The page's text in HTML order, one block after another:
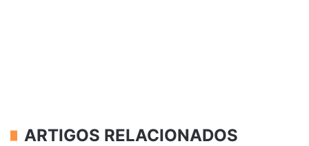
ARTIGOS RELACIONADOS